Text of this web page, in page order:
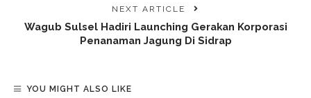
NEXT ARTICLE
Wagub Sulsel Hadiri Launching Gerakan Korporasi
Penanaman Jagung Di Sidrap
YOU MIGHT ALSO LIKE